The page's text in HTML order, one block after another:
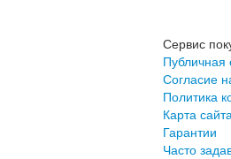
Сервис
Согласие
Политика
Карта
Гарантии
Часто